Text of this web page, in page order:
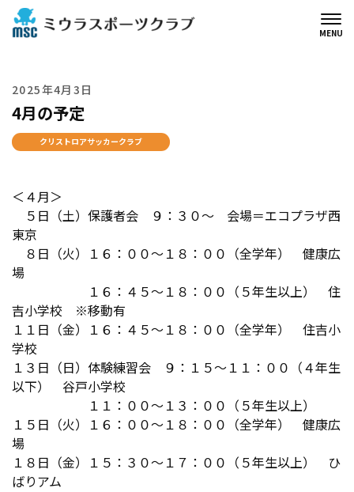
MENU
2025年4月3日
4月の予定
クリストロアサッカークラブ
＜４月＞
５日（土）保護者会 ９：３０～ 会場＝エコプラザ西
東京
８日（火）
１６：００～１８：００（全学年） 健康広
場
１６：４５～１８：００（５年生以上） 住
吉小学校 ※移動有
１１日（金）
１６：４５～１８：００（全学年） 住吉小
学校
１３日（日）体験練習会 ９：１５～１１：００（４年生
以下） 谷戸小学校
１１：００～１３：００（５年生以上）
１５日（火）１６：００～１８：００（全学年） 健康広
場
１８日（金）
１５：３０～１７：００（５年生以上） ひ
ばりアム